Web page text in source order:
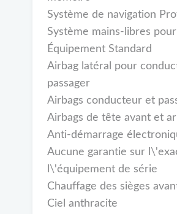
Système de navigation
Système mains-libres
Équipement Standard
Airbag latéral pour
passager
Airbags conducteur et
Airbags de tête avant et
Anti-démarrage
Aucune garantie sur
l\'équipement de série
Chauffage des sièges
Ciel anthracite